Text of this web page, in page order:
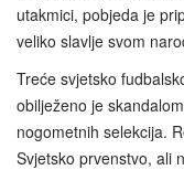
utakmici, pobjeda je
veliko slavlje svom
Treće svjetsko
obilježeno je
nogometnih selekcija.
Svjetsko prvenstvo, ali